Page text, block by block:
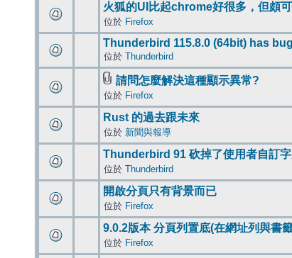
火狐的UI比起chrome好很多，但頗
位於 Firefox
Thunderbird 115.8.0 (64bit) has
位於 Thunderbird
請問怎麼解決這種顯示異常?
位於 Firefox
Rust 的過去跟未來
位於 新聞與報導
Thunderbird 91 砍掉了使用者自訂
位於 Thunderbird
開啟分頁只有背景而已
位於 Firefox
9.0.2版本 分頁列置底(在網址列與書
位於 Firefox